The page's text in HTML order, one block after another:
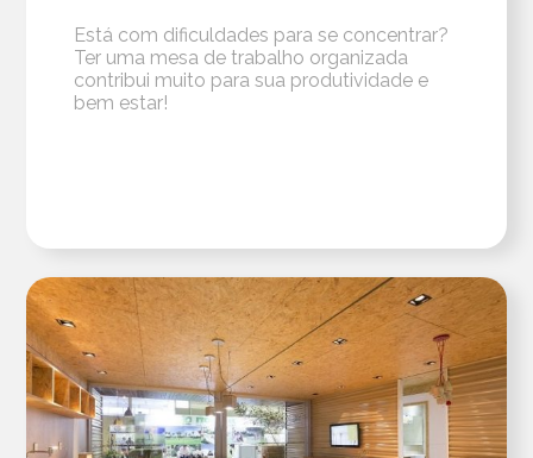
Está com dificuldades para se concentrar?
Ter uma mesa de trabalho organizada
contribui muito para sua produtividade e
bem estar!